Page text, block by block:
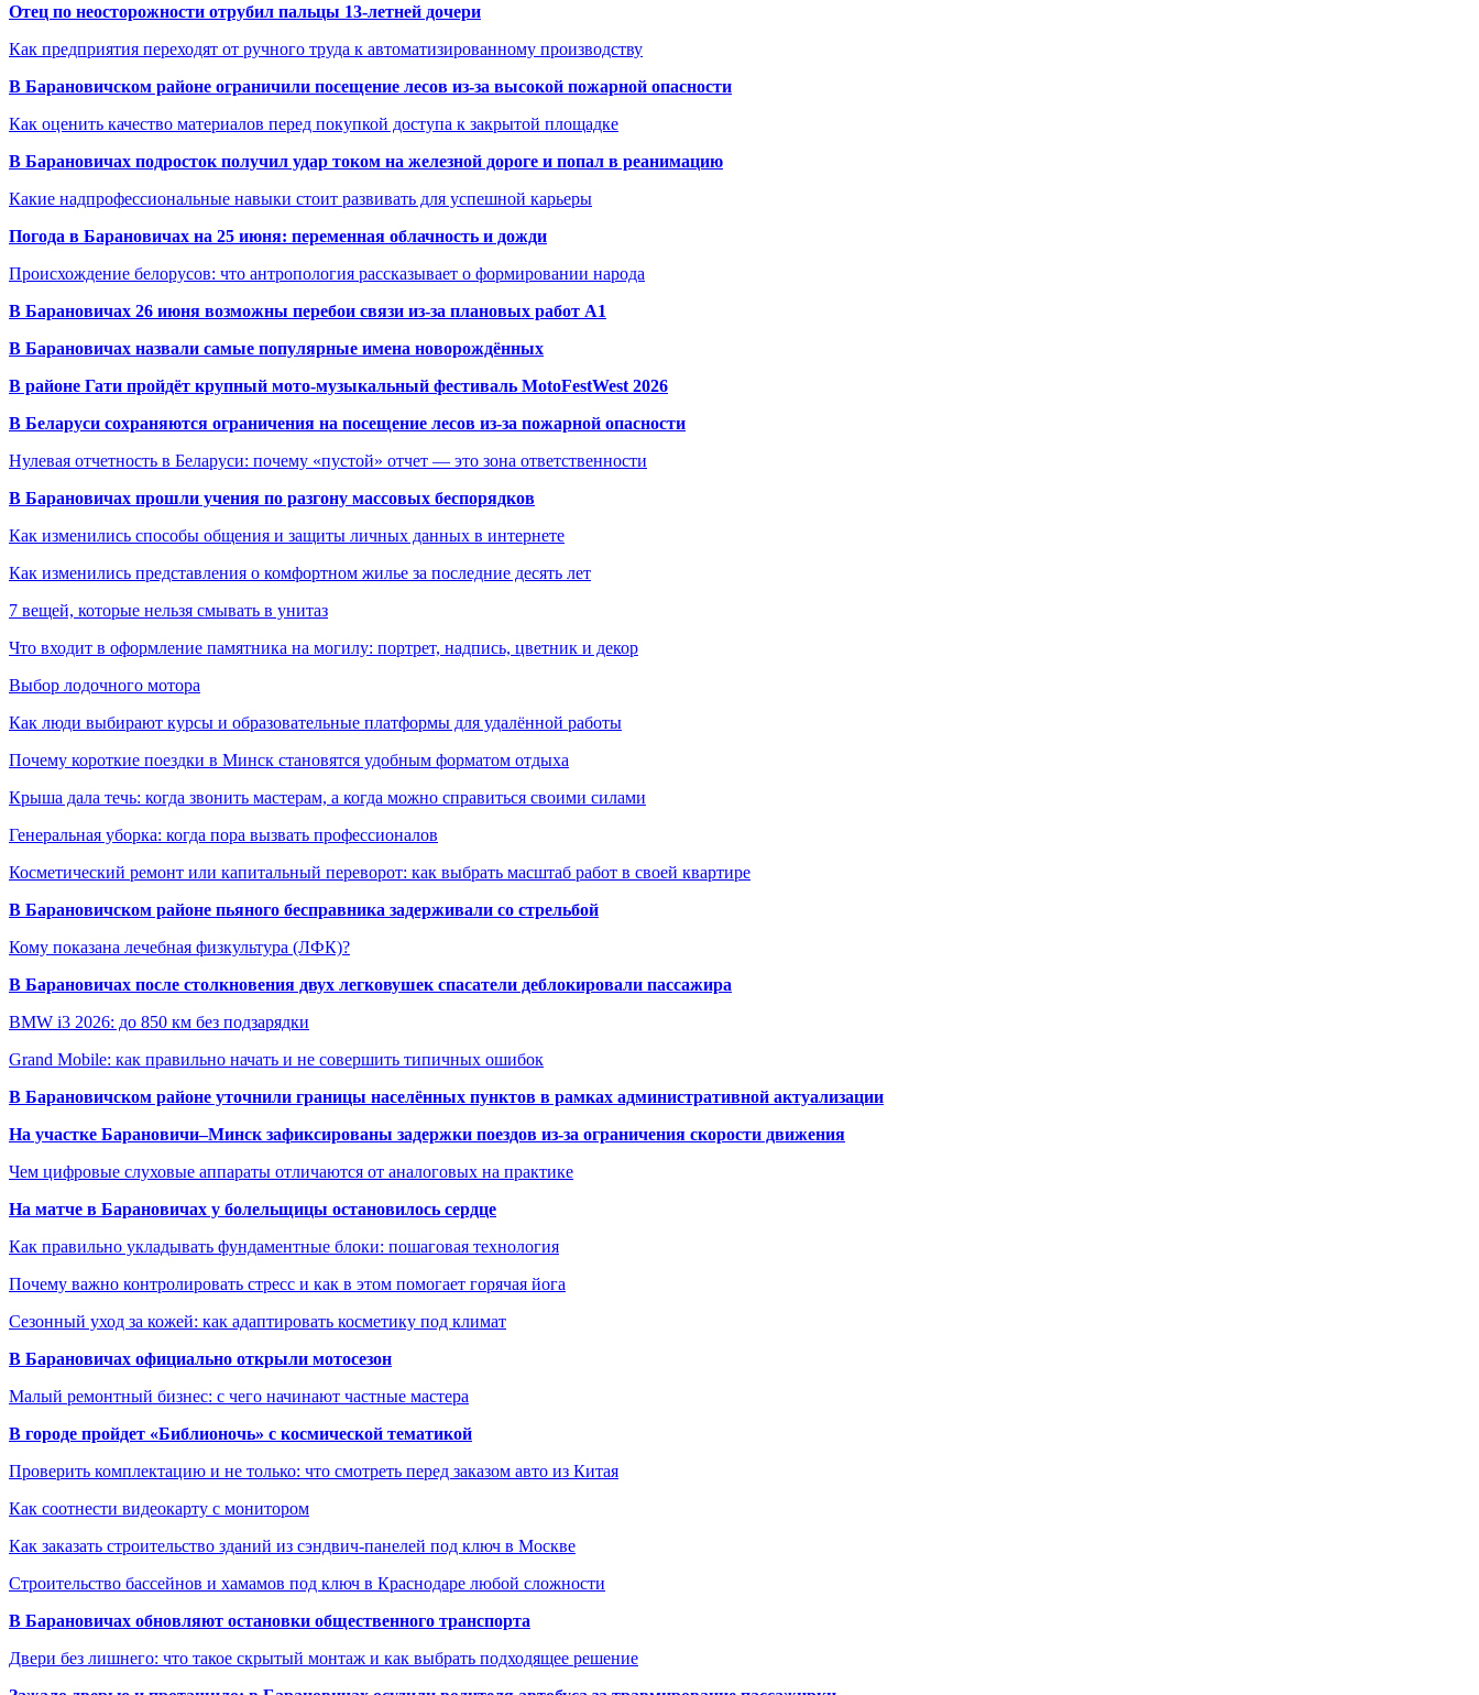
Отец по неосторожности отрубил пальцы 13-летней дочери
Как предприятия переходят от ручного труда к автоматизированному производству
В Барановичском районе ограничили посещение лесов из-за высокой пожарной опасности
Как оценить качество материалов перед покупкой доступа к закрытой площадке
В Барановичах подросток получил удар током на железной дороге и попал в реанимацию
Какие надпрофессиональные навыки стоит развивать для успешной карьеры
Погода в Барановичах на 25 июня: переменная облачность и дожди
Происхождение белорусов: что антропология рассказывает о формировании народа
В Барановичах 26 июня возможны перебои связи из-за плановых работ A1
В Барановичах назвали самые популярные имена новорождённых
В районе Гати пройдёт крупный мото-музыкальный фестиваль MotoFestWest 2026
В Беларуси сохраняются ограничения на посещение лесов из-за пожарной опасности
Нулевая отчетность в Беларуси: почему «пустой» отчет — это зона ответственности
В Барановичах прошли учения по разгону массовых беспорядков
Как изменились способы общения и защиты личных данных в интернете
Как изменились представления о комфортном жилье за последние десять лет
7 вещей, которые нельзя смывать в унитаз
Что входит в оформление памятника на могилу: портрет, надпись, цветник и декор
Выбор лодочного мотора
Как люди выбирают курсы и образовательные платформы для удалённой работы
Почему короткие поездки в Минск становятся удобным форматом отдыха
Крыша дала течь: когда звонить мастерам, а когда можно справиться своими силами
Генеральная уборка: когда пора вызвать профессионалов
Косметический ремонт или капитальный переворот: как выбрать масштаб работ в своей квартире
В Барановичском районе пьяного бесправника задерживали со стрельбой
Кому показана лечебная физкультура (ЛФК)?
В Барановичах после столкновения двух легковушек спасатели деблокировали пассажира
BMW i3 2026: до 850 км без подзарядки
Grand Mobile: как правильно начать и не совершить типичных ошибок
В Барановичском районе уточнили границы населённых пунктов в рамках административной актуализации
На участке Барановичи–Минск зафиксированы задержки поездов из-за ограничения скорости движения
Чем цифровые слуховые аппараты отличаются от аналоговых на практике
На матче в Барановичах у болельщицы остановилось сердце
Как правильно укладывать фундаментные блоки: пошаговая технология
Почему важно контролировать стресс и как в этом помогает горячая йога
Сезонный уход за кожей: как адаптировать косметику под климат
В Барановичах официально открыли мотосезон
Малый ремонтный бизнес: с чего начинают частные мастера
В городе пройдет «Библионочь» с космической тематикой
Проверить комплектацию и не только: что смотреть перед заказом авто из Китая
Как соотнести видеокарту с монитором
Как заказать строительство зданий из сэндвич-панелей под ключ в Москве
Строительство бассейнов и хамамов под ключ в Краснодаре любой сложности
В Барановичах обновляют остановки общественного транспорта
Двери без лишнего: что такое скрытый монтаж и как выбрать подходящее решение